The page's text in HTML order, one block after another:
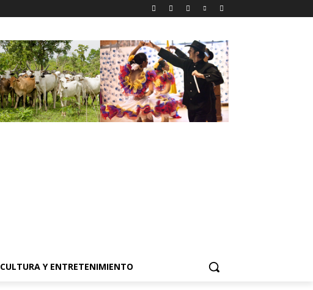
CULTURA Y ENTRETENIMIENTO